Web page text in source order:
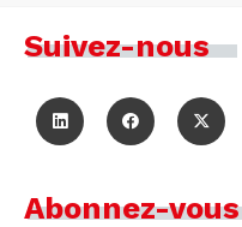
Suivez-nous
Abonnez-vous